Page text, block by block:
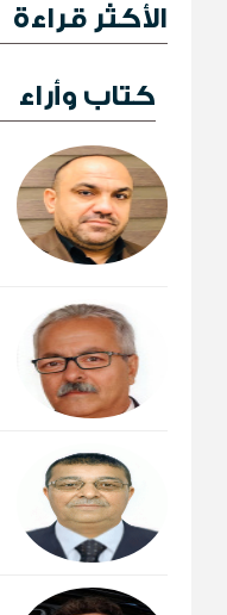
الأكثر قراءة
كتاب وأراء